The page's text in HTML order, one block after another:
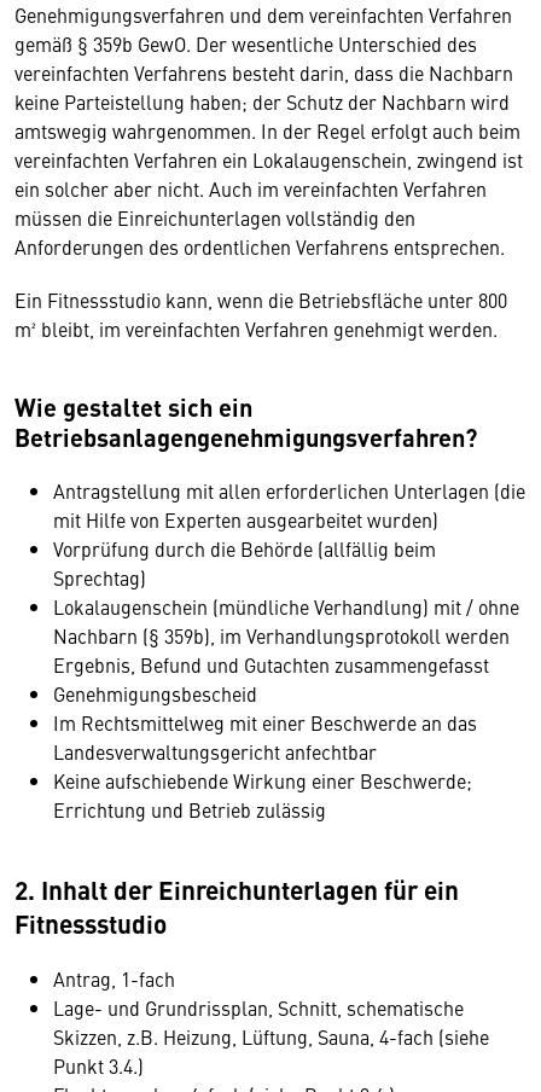
Genehmigungsverfahren und dem vereinfachten Verfahren
gemäß § 359b GewO. Der wesentliche Unterschied des
vereinfachten Verfahrens besteht darin, dass die Nachbarn
keine Parteistellung haben; der Schutz der Nachbarn wird
amtswegig wahrgenommen. In der Regel erfolgt auch beim
vereinfachten Verfahren ein Lokalaugenschein, zwingend ist
ein solcher aber nicht. Auch im vereinfachten Verfahren
müssen die Einreichunterlagen vollständig den
Anforderungen des ordentlichen Verfahrens entsprechen.
Ein Fitnessstudio kann, wenn die Betriebsfläche unter 800
m² bleibt, im vereinfachten Verfahren genehmigt werden.
Wie gestaltet sich ein
Betriebsanlagengenehmigungsverfahren?
Antragstellung mit allen erforderlichen Unterlagen (die
mit Hilfe von Experten ausgearbeitet wurden)
Vorprüfung durch die Behörde (allfällig beim
Sprechtag)
Lokalaugenschein (mündliche Verhandlung) mit / ohne
Nachbarn (§ 359b), im Verhandlungsprotokoll werden
Ergebnis, Befund und Gutachten zusammengefasst
Genehmigungsbescheid
Im Rechtsmittelweg mit einer Beschwerde an das
Landesverwaltungsgericht anfechtbar
Keine aufschiebende Wirkung einer Beschwerde;
Errichtung und Betrieb zulässig
2. Inhalt der Einreichunterlagen für ein
Fitnessstudio
Antrag, 1-fach
Lage- und Grundrissplan, Schnitt, schematische
Skizzen, z.B. Heizung, Lüftung, Sauna, 4-fach (siehe
Punkt 3.4.)